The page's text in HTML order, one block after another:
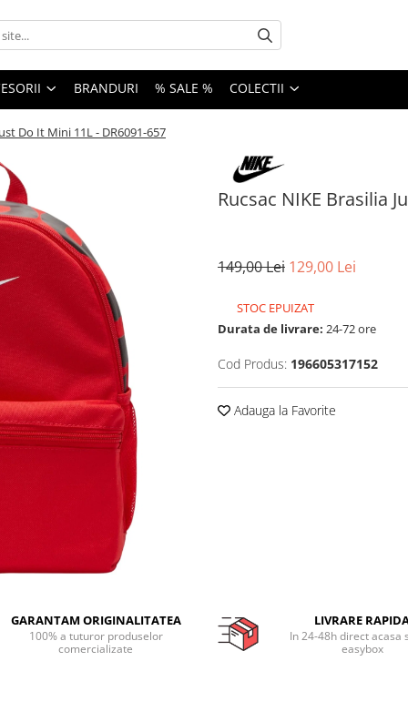
BRANDURI % SALE % COLECTII
Do It Mini 11L - DR6091-657
Rucsac NIKE Brasilia
149,00 Lei 129,00 Lei
STOC EPUIZAT
Durata de livrare: 24-72 ore
Cod Produs: 196605317152
Adauga la Favorite
GARANTAM ORIGINALITATEA
100% a tuturor produselor
comercializate
LIVRARE
In 24-48h direct acasa
easybox